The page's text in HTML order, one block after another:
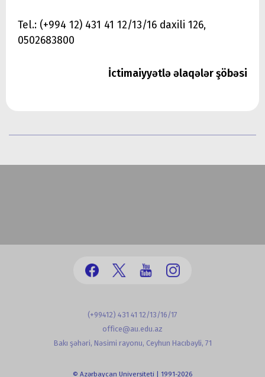
Tel.: (+994 12) 431 41 12/13/16 daxili 126,
0502683800
İctimaiyyətlə əlaqələr şöbəsi
(+99412) 431 41 12/13/16/17
office@au.edu.az
Bakı şəhəri, Nəsimi rayonu, Ceyhun Hacıbəyli, 71
© Azərbaycan Universiteti | 1991-2026